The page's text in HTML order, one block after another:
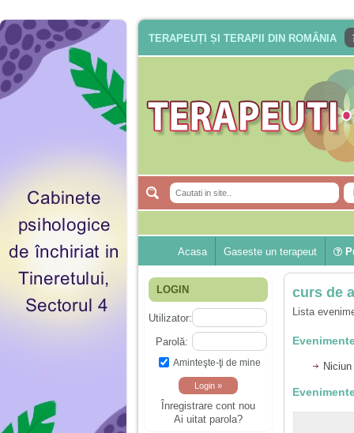
TERAPEUȚI ȘI TERAPII DIN ROMÂNIA
Acasa Gaseste un terapeut
LOGIN
Utilizator:
Parolă:
Aminteşte-ţi de mine
Înregistrare cont nou
Ai uitat parola?
curs de
Lista